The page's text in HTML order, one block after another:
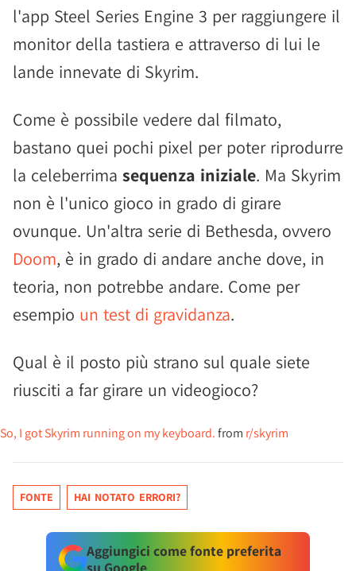
l'app Steel Series Engine 3 per raggiungere il
monitor della tastiera e attraverso di lui le
lande innevate di Skyrim.
Come è possibile vedere dal filmato,
bastano quei pochi pixel per poter riprodurre
la celeberrima sequenza iniziale. Ma Skyrim
non è l'unico gioco in grado di girare
ovunque. Un'altra serie di Bethesda, ovvero
Doom, è in grado di andare anche dove, in
teoria, non potrebbe andare. Come per
esempio un test di gravidanza.
Qual è il posto più strano sul quale siete
riusciti a far girare un videogioco?
So, I got Skyrim running on my keyboard.from r/skyrim
FONTE HAI NOTATO ERRORI?
Aggiungici come fonte preferita